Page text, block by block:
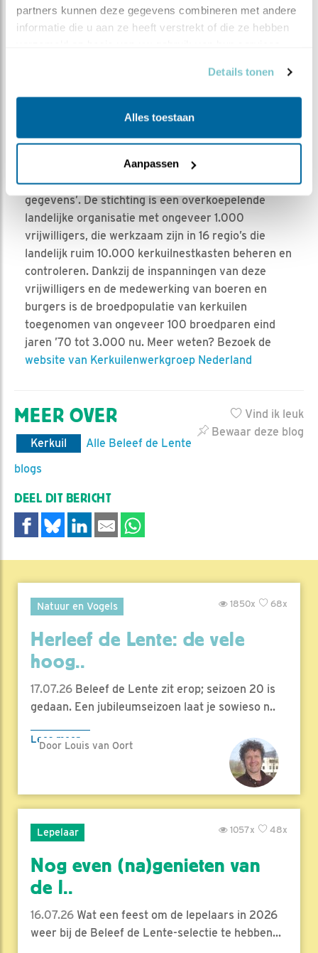
partners kunnen deze gegevens combineren met andere
informatie die u aan ze heeft verstrekt of die ze hebben
Details tonen
Alles toestaan
Aanpassen
levensweek krijgt het blazen geleidelijk de overhand.
‘beschermen van de kerkuil’ door ‘het geven van
voorlichting en educatie, door het plaatsen van
nestkasten en het verzamelen en registreren van
gegevens’. De stichting is een overkoepelende
landelijke organisatie met ongeveer 1.000
vrijwilligers, die werkzaam zijn in 16 regio’s die
landelijk ruim 10.000 kerkuilnestkasten beheren en
controleren. Dankzij de inspanningen van deze
vrijwilligers en de medewerking van boeren en
burgers is de broedpopulatie van kerkuilen
toegenomen van ongeveer 100 broedparen eind
jaren ’70 tot 3.000 nu. Meer weten? Bezoek de
website van Kerkuilenwerkgroep Nederland
Vind ik leuk
Bewaar deze blog
MEER OVER
Kerkuil
Alle Beleef de Lente
blogs
DEEL DIT BERICHT
Natuur en Vogels 68x
1850x
Herleef de Lente: de vele
hoog..
17.07.26 Beleef de Lente zit erop; seizoen 20 is
gedaan. Een jubileumseizoen laat je sowieso n..
Lees meer
Door Louis van Oort
Lepelaar 48x
1057x
Nog even (na)genieten van
de l..
16.07.26 Wat een feest om de lepelaars in 2026
weer bij de Beleef de Lente-selectie te hebben...